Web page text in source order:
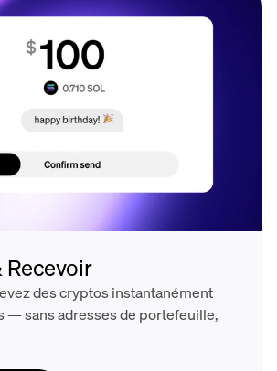
Recevoir
des cryptos instantanément
— sans adresses de portefeuille,